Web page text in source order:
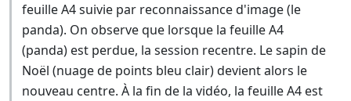
feuille A4 suivie par reconnaissance d'image (le
panda). On observe que lorsque la feuille A4
(panda) est perdue, la session recentre. Le sapin de
Noël (nuage de points bleu clair) devient alors le
nouveau centre. À la fin de la vidéo, la feuille A4 est